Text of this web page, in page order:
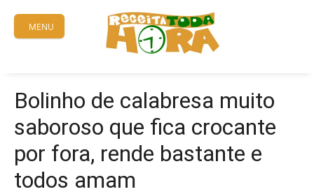
content
MENU
Bolinho de calabresa muito
saboroso que fica crocante
por fora, rende bastante e
todos amam